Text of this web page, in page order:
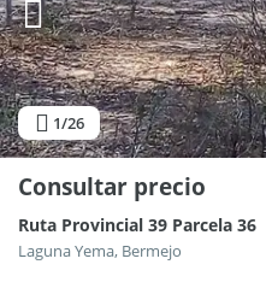
1/26
Consultar precio
Ruta Provincial 39 Parcela 36
Laguna Yema, Bermejo